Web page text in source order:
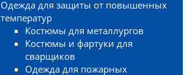
Одежда для защиты от повышенных
температур
Костюмы для металлургов
Костюмы и фартуки для
сварщиков
Одежда для пожарных